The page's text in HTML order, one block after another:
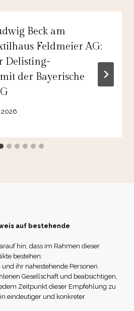
Beck am
Feldmeier AG:
Delisting-
der Bayerische
2026
auf bestehende
hin, dass im Rahmen dieser
bestehen:
und ihr nahestehende Personen
Gesellschaft und beabsichtigen,
Zeitpunkt dieser Empfehlung zu
eindeutiger und konkreter